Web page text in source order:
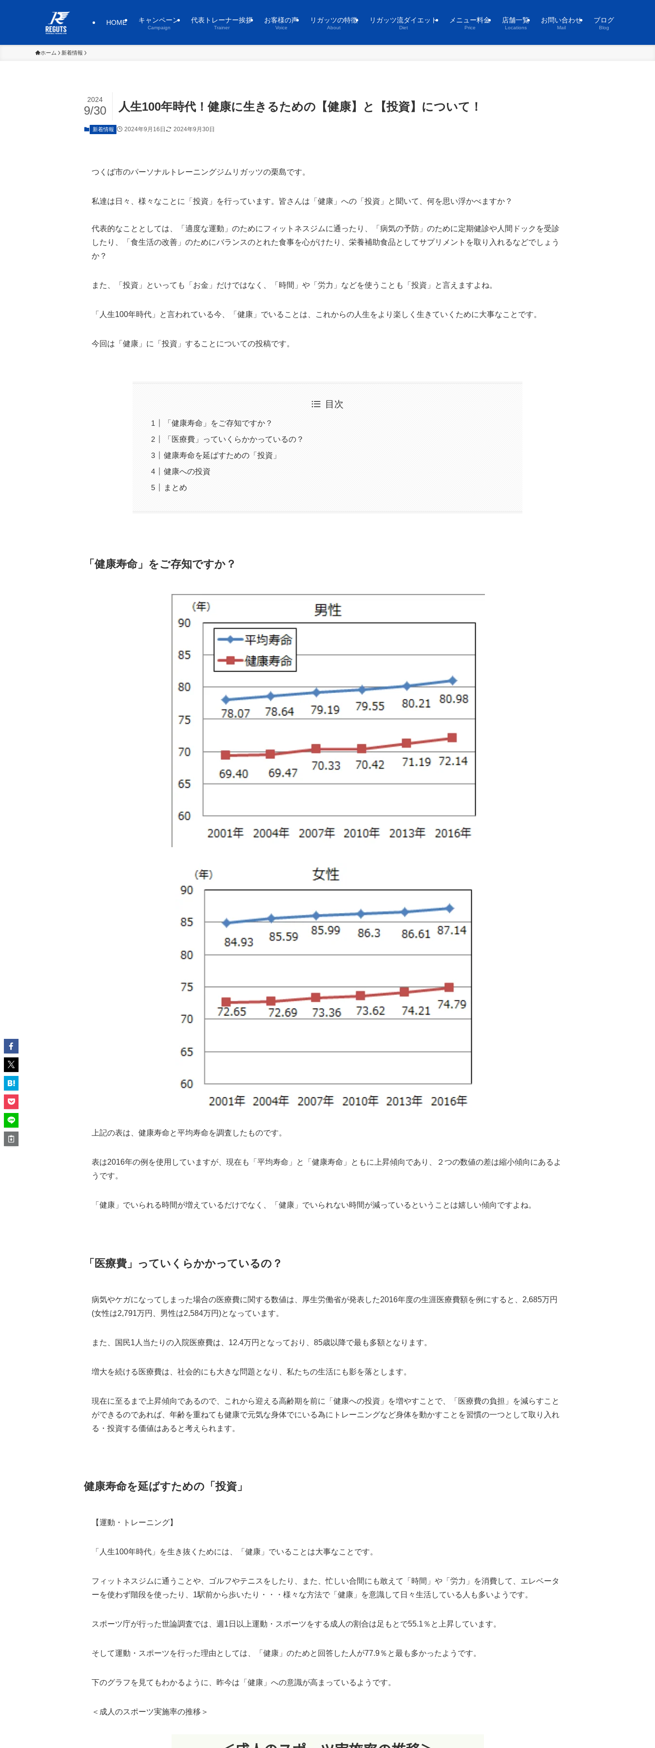
HOME キャンペーン
Campaign
代表トレーナー挨拶
Trainer
お客様の声
Voice
リガッツの特徴
About
リガッツ流ダイエット
Diet
メニュー料金
Price
店舗一覧
Locations
お問い合わせ
Mail
ブログ
Blog
ホーム 新着情報
人生100年時代！健康に生きるための【健康】と【投資】について！
2024
9/30
新着情報 2024年9月16日 2024年9月30日
つくば市のパーソナルトレーニングジムリガッツの栗島です。
私達は日々、様々なことに「投資」を行っています。皆さんは「健康」への「投資」と聞いて、何を思い浮かべますか？
代表的なこととしては、「適度な運動」のためにフィットネスジムに通ったり、「病気の予防」のために定期健診や人間ドックを受診
したり、「食生活の改善」のためにバランスのとれた食事を心がけたり、栄養補助食品としてサプリメントを取り入れるなどでしょう
か？
また、「投資」といっても「お金」だけではなく、「時間」や「労力」などを使うことも「投資」と言えますよね。
「人生100年時代」と言われている今、「健康」でいることは、これからの人生をより楽しく生きていくために大事なことです。
今回は「健康」に「投資」することについての投稿です。
目次
「健康寿命」をご存知ですか？
「医療費」っていくらかかっているの？
健康寿命を延ばすための「投資」
健康への投資
まとめ
「健康寿命」をご存知ですか？
上記の表は、健康寿命と平均寿命を調査したものです。
表は2016年の例を使用していますが、現在も「平均寿命」と「健康寿命」ともに上昇傾向であり、２つの数値の差は縮小傾向にあるよ
うです。
「健康」でいられる時間が増えているだけでなく、「健康」でいられない時間が減っているということは嬉しい傾向ですよね。
「医療費」っていくらかかっているの？
病気やケガになってしまった場合の医療費に関する数値は、厚生労働省が発表した2016年度の生涯医療費額を例にすると、2,685万円
(女性は2,791万円、男性は2,584万円)となっています。
また、国民1人当たりの入院医療費は、12.4万円となっており、85歳以降で最も多額となります。
増大を続ける医療費は、社会的にも大きな問題となり、私たちの生活にも影を落とします。
現在に至るまで上昇傾向であるので、これから迎える高齢期を前に「健康への投資」を増やすことで、「医療費の負担」を減らすこと
ができるのであれば、年齢を重ねても健康で元気な身体でにいる為にトレーニングなど身体を動かすことを習慣の一つとして取り入れ
る・投資する価値はあると考えられます。
健康寿命を延ばすための「投資」
【運動・トレーニング】
「人生100年時代」を生き抜くためには、「健康」でいることは大事なことです。
フィットネスジムに通うことや、ゴルフやテニスをしたり、また、忙しい合間にも敢えて「時間」や「労力」を消費して、エレベータ
ーを使わず階段を使ったり、1駅前から歩いたり・・・様々な方法で「健康」を意識して日々生活している人も多いようです。
スポーツ庁が行った世論調査では、週1日以上運動・スポーツをする成人の割合は足もとで55.1％と上昇しています。
そして運動・スポーツを行った理由としては、「健康」のためと回答した人が77.9％と最も多かったようです。
下のグラフを見てもわかるように、昨今は「健康」への意識が高まっているようです。
＜成人のスポーツ実施率の推移＞